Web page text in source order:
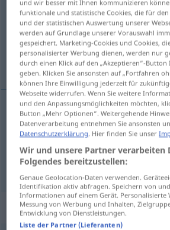
Übersicht aller Übersetzungen
(Für mehr Details die Übersetzung
ser amigos
Beispiele
befreundetsein
seramigo(s)bzw amiga(s) (de)
Beispielsätze für
und wir besser mit Ihnen kommunizieren
funktionale und statistische Cookies, die für
und der statistischen Auswertung unserer
werden auf Grundlage unserer Vorauswahl
gespeichert. Marketing-Cookies und Cookies,
personalisierter Werbung dienen, werden nur
durch einen Klick auf den „Akzeptieren“-
geben. Klicken Sie ansonsten auf „Fortfahren
können Ihre Einwilligung jederzeit für
Webseite widerrufen. Wenn Sie weitere
und den Anpassungsmöglichkeiten möchten,
Button „Mehr Optionen“. Weitergehende
Datenverarbeitung entnehmen Sie ansonsten
Datenschutzerklärung. Hier finden Sie unser
Wir und unsere Partner verarbeiten
Folgendes bereitzustellen:
Genaue Geolocation-Daten verwenden.
Identifikation aktiv abfragen. Speichern von
Informationen auf einem Gerät. Personalisierte
Messung von Werbung und Inhalten,
Entwicklung von Dienstleistungen.
Liste der Partner (Lieferanten)